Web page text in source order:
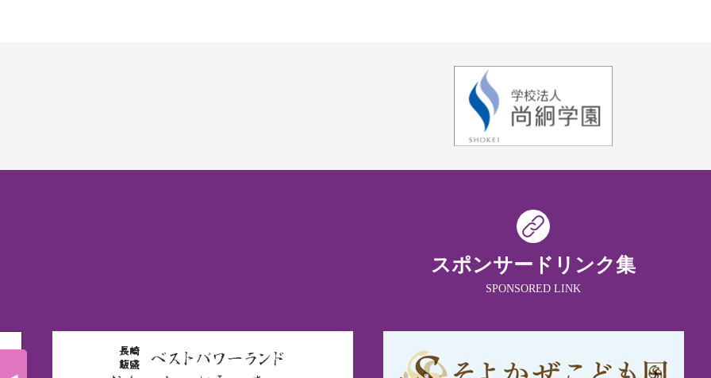
スポンサードリンク集
SPONSORED LINK